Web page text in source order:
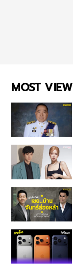
MOST VIEW